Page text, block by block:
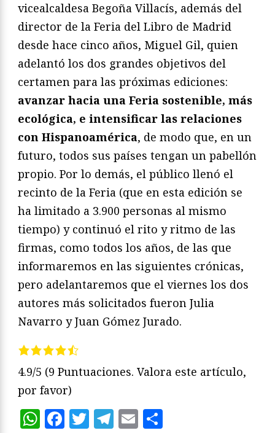
vicealcaldesa Begoña Villacís, además del
director de la Feria del Libro de Madrid
desde hace cinco años, Miguel Gil, quien
adelantó los dos grandes objetivos del
certamen para las próximas ediciones:
avanzar hacia una Feria sostenible, más
ecológica, e intensificar las relaciones
con Hispanoamérica, de modo que, en un
futuro, todos sus países tengan un pabellón
propio. Por lo demás, el público llenó el
recinto de la Feria (que en esta edición se
ha limitado a 3.900 personas al mismo
tiempo) y continuó el rito y ritmo de las
firmas, como todos los años, de las que
informaremos en las siguientes crónicas,
pero adelantaremos que el viernes los dos
autores más solicitados fueron Julia
Navarro y Juan Gómez Jurado.
4.9/5 (9 Puntuaciones. Valora este artículo,
por favor)
WhatsApp
Facebook
Twitter
Telegram
Email